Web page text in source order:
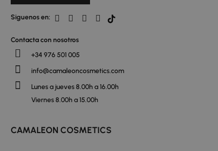
Siguenos en:
Contacta con nosotros
+34 976 501 005
info@camaleoncosmetics.com
Lunes a jueves 8.00h a 16.00h
Viernes 8.00h a 15.00h
CAMALEON COSMETICS